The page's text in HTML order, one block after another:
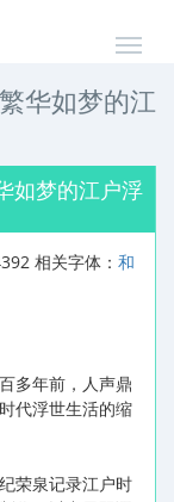
华如梦的江
如梦的江户浮
相关字体： 和
多年前，人声鼎
代浮世生活的缩
荣泉记录江户时